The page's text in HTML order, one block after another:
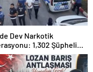
Dev Narkotik
1,302 Şüpheli
844 Tutuklama